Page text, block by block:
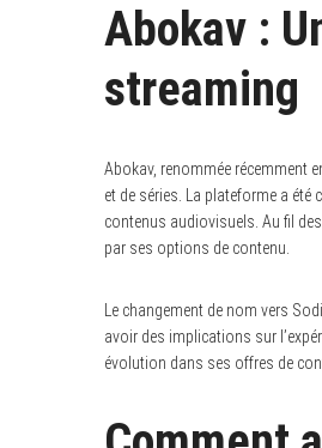
Abokav :
streaming
Abokav, renommée récemment
et de séries. La plateforme a été
contenus audiovisuels. Au fil
par ses options de contenu.
Le changement de nom vers
avoir des implications sur
évolution dans ses offres de